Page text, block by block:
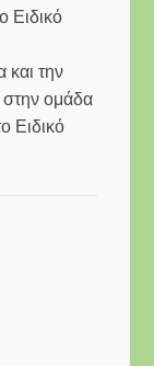
Ειδικό
και την
στην ομάδα
Ειδικό